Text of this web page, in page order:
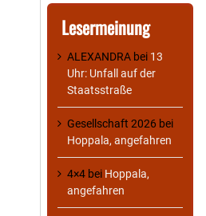
Lesermeinung
ALEXANDRA bei 13
Uhr: Unfall auf der
Staatsstraße
Gesellschaft 2026 bei
Hoppala, angefahren
4×4 bei Hoppala,
angefahren